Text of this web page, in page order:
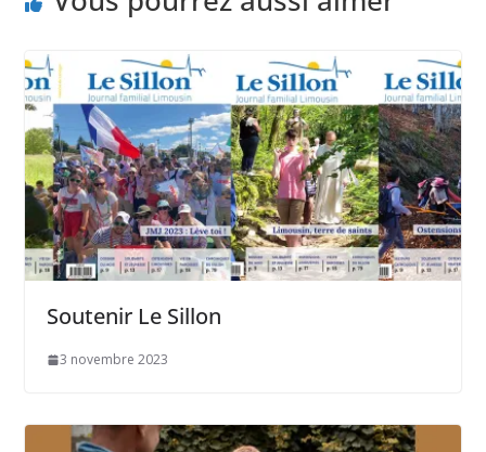
Soutenir Le Sillon
3 novembre 2023